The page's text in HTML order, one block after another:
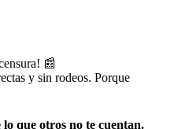
📰
y sin rodeos. Porque
que otros no te cuentan.